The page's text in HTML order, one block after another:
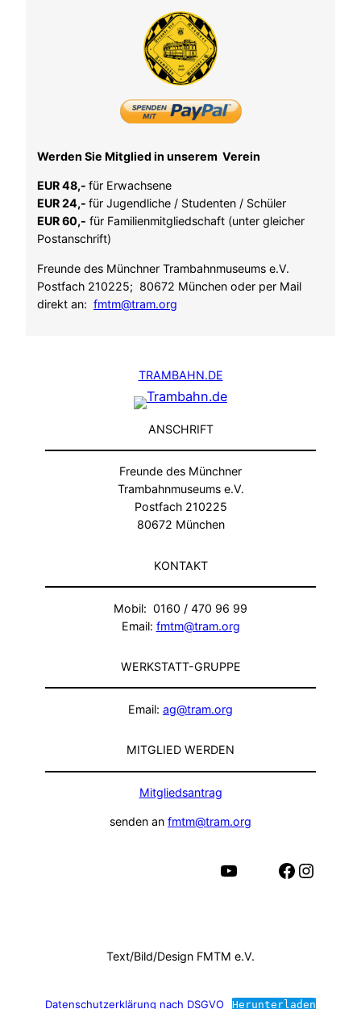
Werden Sie Mitglied in unserem Verein
EUR 48,- für Erwachsene
EUR 24,- für Jugendliche / Studenten / Schüler
EUR 60,- für Familienmitgliedschaft (unter gleicher
Postanschrift)
Freunde des Münchner Trambahnmuseums e.V.
Postfach 210225; 80672 München oder per Mail
direkt an: fmtm@tram.org
TRAMBAHN.DE
ANSCHRIFT
Freunde des Münchner
Trambahnmuseums e.V.
Postfach 210225
80672 München
KONTAKT
Mobil: 0160 / 470 96 99
Email: fmtm@tram.org
WERKSTATT-GRUPPE
Email: ag@tram.org
MITGLIED WERDEN
Mitgliedsantrag
senden an fmtm@tram.org
Facebook Instagram
YouTube
Text/Bild/Design FMTM e.V.
Datenschutzerklärung nach DSGVO Herunterladen